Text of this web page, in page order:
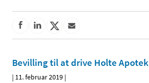
Bevilling til at drive Holte Apotek
| 11. februar 2019 |